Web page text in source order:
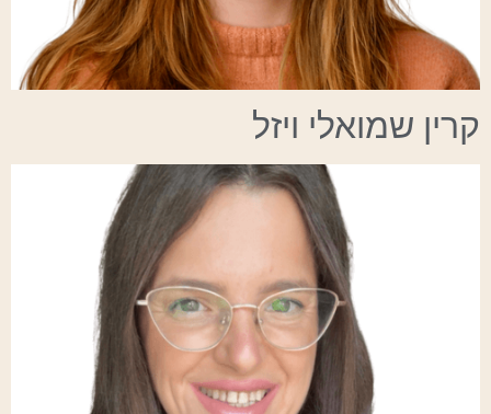
קרין שמואלי ויזל